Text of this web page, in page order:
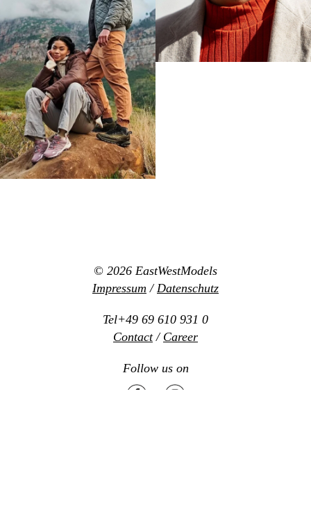
© 2026 EastWestModels
Impressum /Datenschutz
Tel+49 69 610 931 0
Contact/ Career
Follow us on